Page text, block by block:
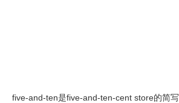
five-and-ten是five-and-ten-cent store的简